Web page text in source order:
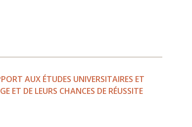
AUX ÉTUDES UNIVERSITAIRES ET
ET DE LEURS CHANCES DE RÉUSSITE